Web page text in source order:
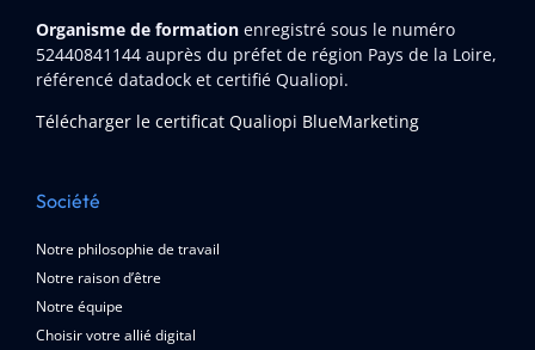
Organisme de formation enregistré sous le numéro
52440841144auprès du préfet de région Pays de la Loire,
référencé datadock et certifié Qualiopi.
Télécharger le certificat Qualiopi BlueMarketing
Société
Notre philosophie de travail
Notre raison d’être
Notre équipe
Choisir votre allié digital